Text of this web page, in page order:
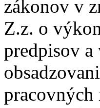
zákonov v
Z.z. o
predpisov a